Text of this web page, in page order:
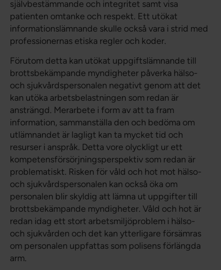
självbestämmande och integritet samt visa
patienten omtanke och respekt. Ett utökat
informationslämnande skulle också vara i strid med
professionernas etiska regler och koder.
Förutom detta kan utökat uppgiftslämnande till
brottsbekämpande myndigheter påverka hälso-
och sjukvårdspersonalen negativt genom att det
kan utöka arbetsbelastningen som redan är
ansträngd. Merarbete i form av att ta fram
information, sammanställa den och bedöma om
utlämnandet är lagligt kan ta mycket tid och
resurser i anspråk. Detta vore olyckligt ur ett
kompetensförsörjningsperspektiv som redan är
problematiskt. Risken för våld och hot mot hälso-
och sjukvårdspersonalen kan också öka om
personalen blir skyldig att lämna ut uppgifter till
brottsbekämpande myndigheter. Våld och hot är
redan idag ett stort arbetsmiljöproblem i hälso-
och sjukvården och det kan ytterligare försämras
om personalen uppfattas som polisens förlängda
arm.